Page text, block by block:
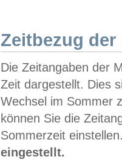
Zeitbezug der
Die Zeitangaben der
Zeit dargestellt. Dies
Wechsel im Sommer
können Sie die
Sommerzeit
eingestellt.